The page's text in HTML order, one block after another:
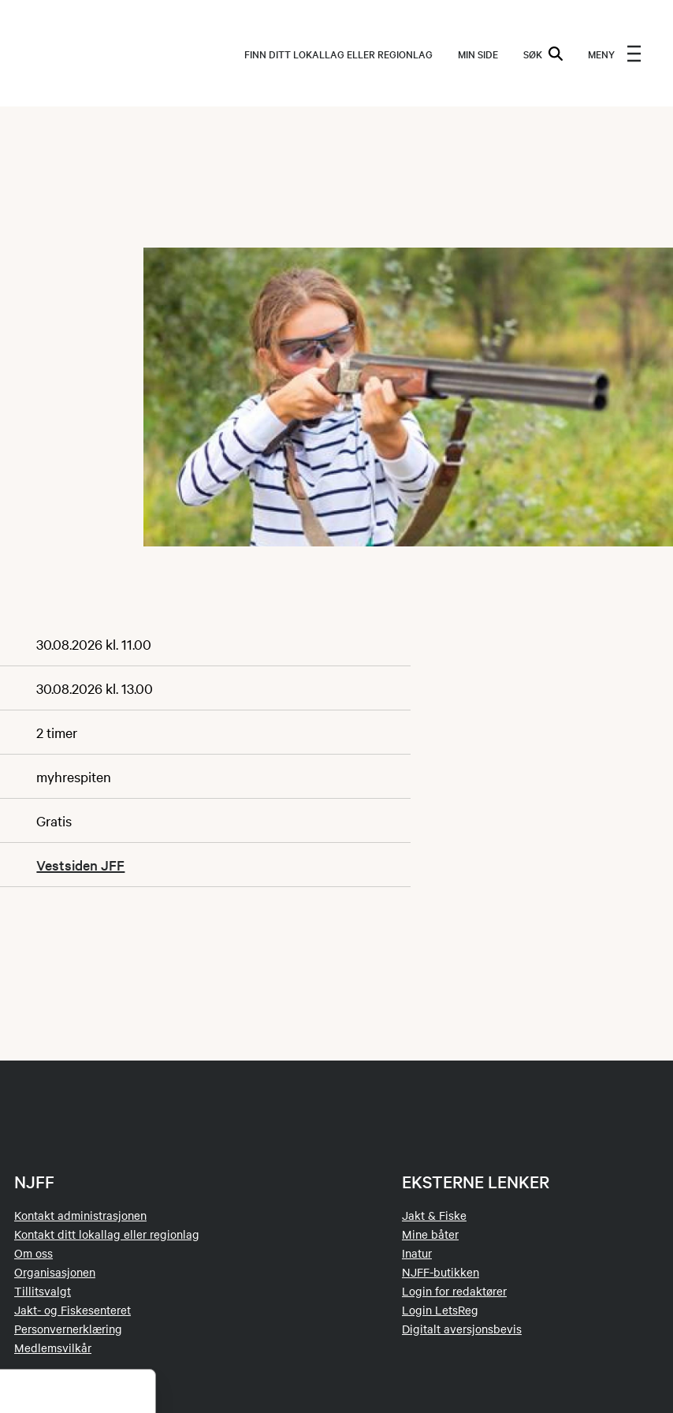
FINN DITT LOKALLAG ELLER REGIONLAG MIN SIDE SØK MENY
30.08.2026 kl. 11.00
30.08.2026 kl. 13.00
2 timer
myhrespiten
Gratis
Vestsiden JFF
NJFF
Kontakt administrasjonen
Kontakt ditt lokallag eller regionlag
Om oss
Organisasjonen
Tillitsvalgt
Jakt- og Fiskesenteret
Personvernerklæring
Medlemsvilkår
EKSTERNE LENKER
Jakt & Fiske
Mine båter
Inatur
NJFF-butikken
Login for redaktører
Login LetsReg
Digitalt aversjonsbevis